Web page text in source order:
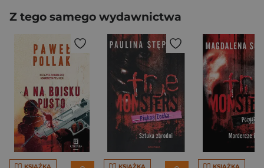
Z tego samego wydawnictwa
KSIĄŻKA KSIĄŻKA KSIĄŻKA